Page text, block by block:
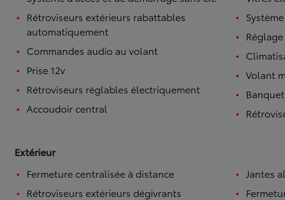
Rétroviseurs extérieurs rabattables
automatiquement
Commandes audio au volant
Prise 12v
Rétroviseurs réglables électriquement
Accoudoir central
Volant
Extérieur
Fermeture centralisée à distance
Rétroviseurs extérieurs dégivrants
Jantes